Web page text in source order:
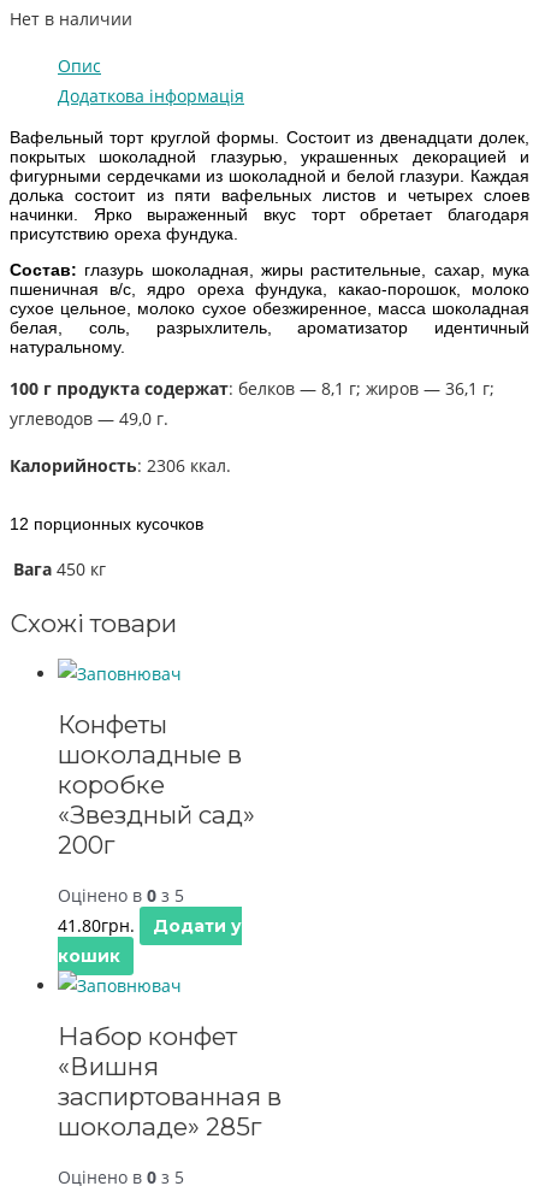
Нет в наличии
Опис
Додаткова інформація
Вафельный торт круглой формы. Состоит из двенадцати долек,
покрытых шоколадной глазурью, украшенных декорацией и
фигурными сердечками из шоколадной и белой глазури. Каждая
долька состоит из пяти вафельных листов и четырех слоев
начинки. Ярко выраженный вкус торт обретает благодаря
присутствию ореха фундука.
Состав: глазурь шоколадная, жиры растительные, сахар, мука
пшеничная в/с, ядро ореха фундука, какао-порошок, молоко
сухое цельное, молоко сухое обезжиренное, масса шоколадная
белая, соль, разрыхлитель, ароматизатор идентичный
натуральному.
100 г продукта содержат: белков — 8,1 г; жиров — 36,1 г;
углеводов — 49,0 г.
Калорийность: 2306 ккал.
12 порционных кусочков
Вага 450 кг
Схожі товари
Конфеты
шоколадные в
коробке
«Звездный сад»
200г
Оцінено в 0 з 5
41.80грн.
Додати у
кошик
Набор конфет
«Вишня
заспиртованная в
шоколаде» 285г
Оцінено в 0 з 5